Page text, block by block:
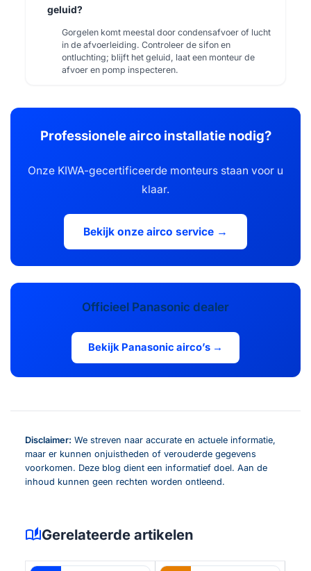
geluid?
Gorgelen komt meestal door condensafvoer of lucht
in de afvoerleiding. Controleer de sifon en
ontluchting; blijft het geluid, laat een monteur de
afvoer en pomp inspecteren.
Professionele airco installatie nodig?
Onze KIWA-gecertificeerde monteurs staan voor u
klaar.
Bekijk onze airco service →
Officieel Panasonic dealer
Bekijk Panasonic airco’s →
Disclaimer: We streven naar accurate en actuele informatie,
maar er kunnen onjuistheden of verouderde gegevens
voorkomen. Deze blog dient een informatief doel. Aan de
inhoud kunnen geen rechten worden ontleend.
auto_storiesGerelateerde artikelen